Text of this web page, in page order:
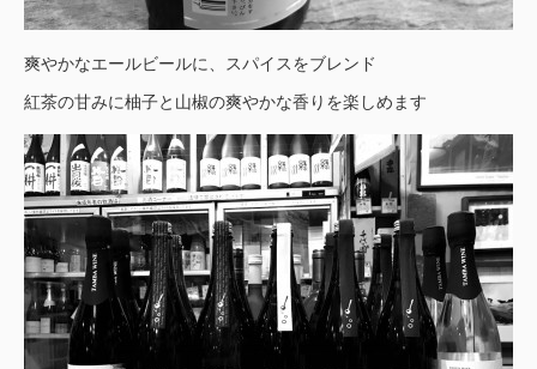
爽やかなエールビールに、スパイスをブレンド
紅茶の甘みに柚子と山椒の爽やかな香りを楽しめます